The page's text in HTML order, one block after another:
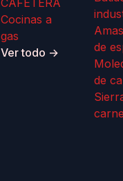
CAFETERA
Cocinas a
gas
Ver todo →
de
de